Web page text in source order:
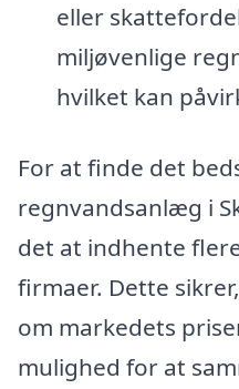
eller
miljøvenlige
hvilket kan
For at finde det
regnvandsanlæg i
det at indhente
firmaer. Dette
om markedets
mulighed for at